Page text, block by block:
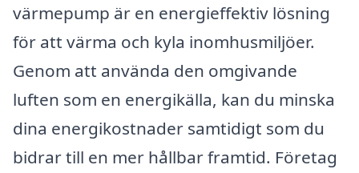
värmepump är en energieffektiv lösning
för att värma och kyla inomhusmiljöer.
Genom att använda den omgivande
luften som en energikälla, kan du minska
dina energikostnader samtidigt som du
bidrar till en mer hållbar framtid. Företag